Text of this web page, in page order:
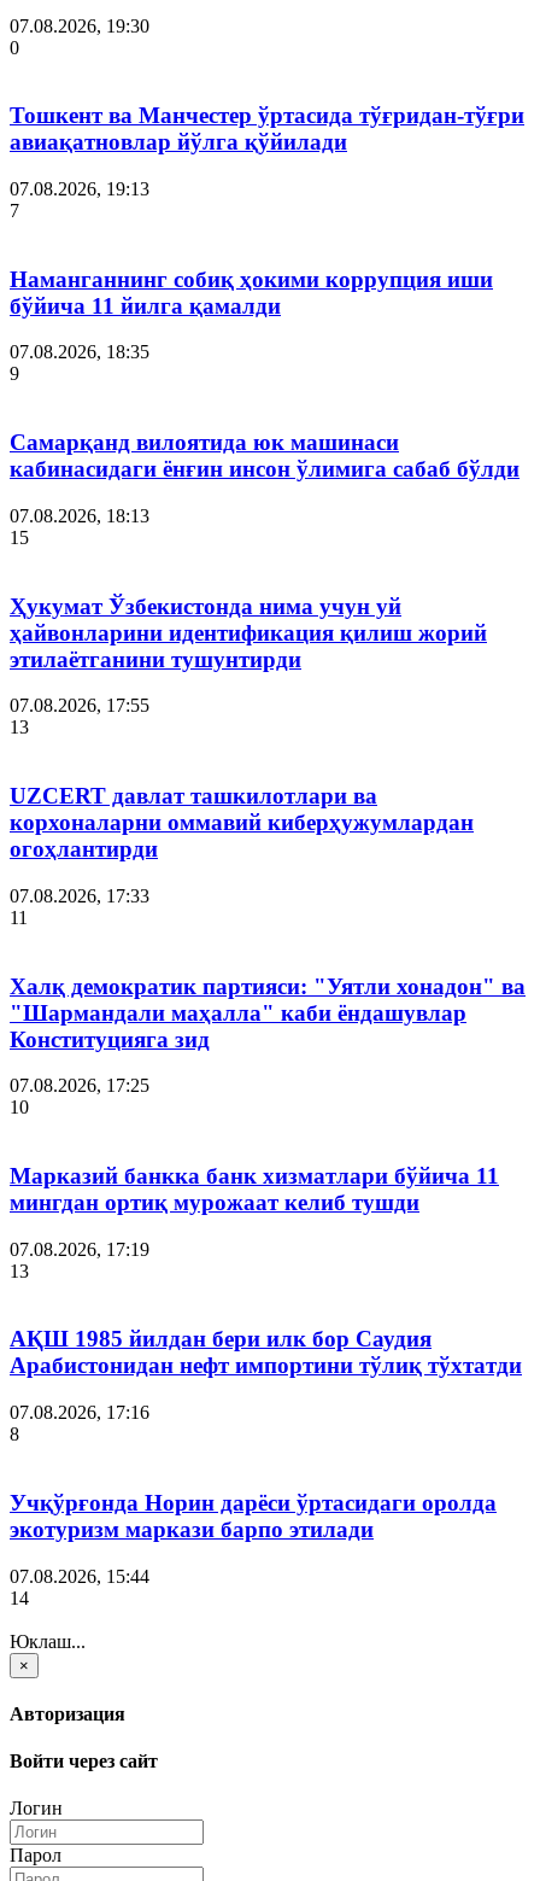
07.08.2026, 19:30
0
Тошкент ва Манчестер ўртасида тўғридан-тўғри
авиақатновлар йўлга қўйилади
07.08.2026, 19:13
7
Наманганнинг собиқ ҳокими коррупция иши
бўйича 11 йилга қамалди
07.08.2026, 18:35
9
Самарқанд вилоятида юк машинаси
кабинасидаги ёнғин инсон ўлимига сабаб бўлди
07.08.2026, 18:13
15
Ҳукумат Ўзбекистонда нима учун уй
ҳайвонларини идентификация қилиш жорий
этилаётганини тушунтирди
07.08.2026, 17:55
13
UZCERT давлат ташкилотлари ва
корхоналарни оммавий киберҳужумлардан
огоҳлантирди
07.08.2026, 17:33
11
Халқ демократик партияси: "Уятли хонадон" ва
"Шармандали маҳалла" каби ёндашувлар
Конституцияга зид
07.08.2026, 17:25
10
Марказий банкка банк хизматлари бўйича 11
мингдан ортиқ мурожаат келиб тушди
07.08.2026, 17:19
13
АҚШ 1985 йилдан бери илк бор Саудия
Арабистонидан нефт импортини тўлиқ тўхтатди
07.08.2026, 17:16
8
Учқўрғонда Норин дарёси ўртасидаги оролда
экотуризм маркази барпо этилади
07.08.2026, 15:44
14
Юклаш...
×
Авторизация
Войти через сайт
Логин
Парол